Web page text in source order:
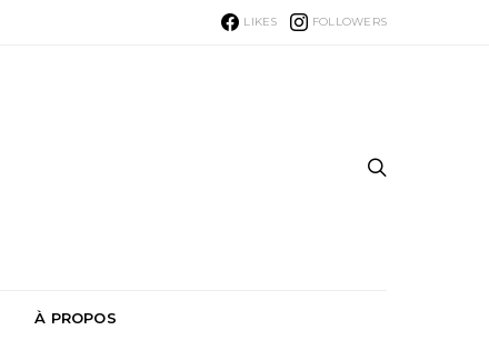
LIKES FOLLOWERS
À PROPOS